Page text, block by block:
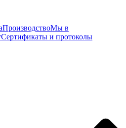
ПроизводствоМы в
Сертификаты и протоколы